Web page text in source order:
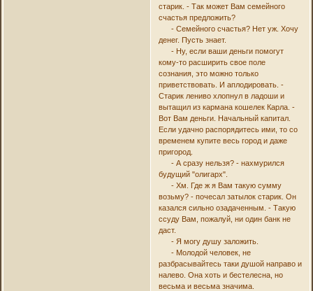
старик. - Так может Вам семейного
счастья предложить?
- Семейного счастья? Нет уж. Хочу
денег. Пусть знает.
- Ну, если ваши деньги помогут
кому-то расширить свое поле
сознания, это можно только
приветствовать. И аплодировать. -
Старик лениво хлопнул в ладоши и
вытащил из кармана кошелек Карла. -
Вот Вам деньги. Начальный капитал.
Если удачно распорядитесь ими, то со
временем купите весь город и даже
пригород.
- А сразу нельзя? - нахмурился
будущий "олигарх".
- Хм. Где ж я Вам такую сумму
возьму? - почесал затылок старик. Он
казался сильно озадаченным. - Такую
ссуду Вам, пожалуй, ни один банк не
даст.
- Я могу душу заложить.
- Молодой человек, не
разбрасывайтесь таки душой направо и
налево. Она хоть и бестелесна, но
весьма и весьма значима.